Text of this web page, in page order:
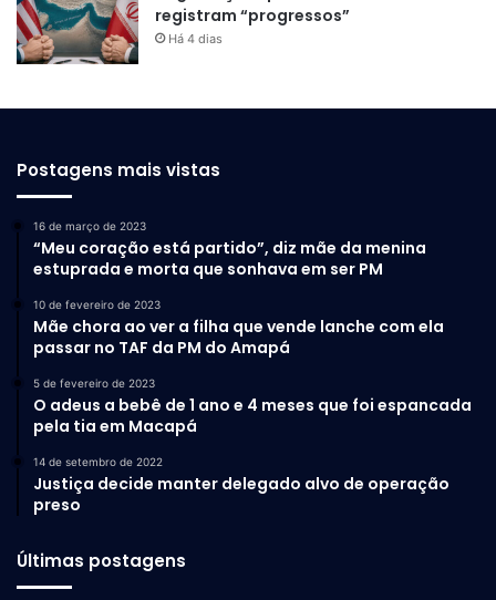
registram “progressos”
Há 4 dias
Postagens mais vistas
16 de março de 2023
“Meu coração está partido”, diz mãe da menina
estuprada e morta que sonhava em ser PM
10 de fevereiro de 2023
Mãe chora ao ver a filha que vende lanche com ela
passar no TAF da PM do Amapá
5 de fevereiro de 2023
O adeus a bebê de 1 ano e 4 meses que foi espancada
pela tia em Macapá
14 de setembro de 2022
Justiça decide manter delegado alvo de operação
preso
Últimas postagens